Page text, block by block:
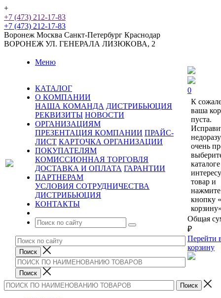
+
+7 (473) 212-17-83
+7 (473) 212-17-83
Воронеж Москва Санкт-Петербург Краснодар
ВОРОНЕЖ УЛ. ГЕНЕРАЛА ЛИЗЮКОВА, 2
Меню
КАТАЛОГ
О КОМПАНИИ
НАША КОМАНДА ДИСТРИБЬЮЦИЯ
РЕКВИЗИТЫ НОВОСТИ
ОРГАНИЗАЦИЯМ
ПРЕЗЕНТАЦИЯ КОМПАНИИ ПРАЙС-
ЛИСТ КАРТОЧКА ОРГАНИЗАЦИИ
ПОКУПАТЕЛЯМ
КОМИССИОННАЯ ТОРГОВЛЯ
ДОСТАВКА И ОПЛАТА ГАРАНТИИ
ПАРТНЕРАМ
УСЛОВИЯ СОТРУДНИЧЕСТВА
ДИСТРИБЬЮЦИЯ
КОНТАКТЫ
0
К
ваша
пуста.
очень
каталоге
товар и
нажмите
кнопку
Общая
₽
Перейти
корзину